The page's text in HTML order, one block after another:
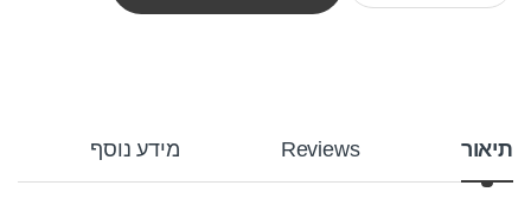
תיאור Reviews מידע נוסף